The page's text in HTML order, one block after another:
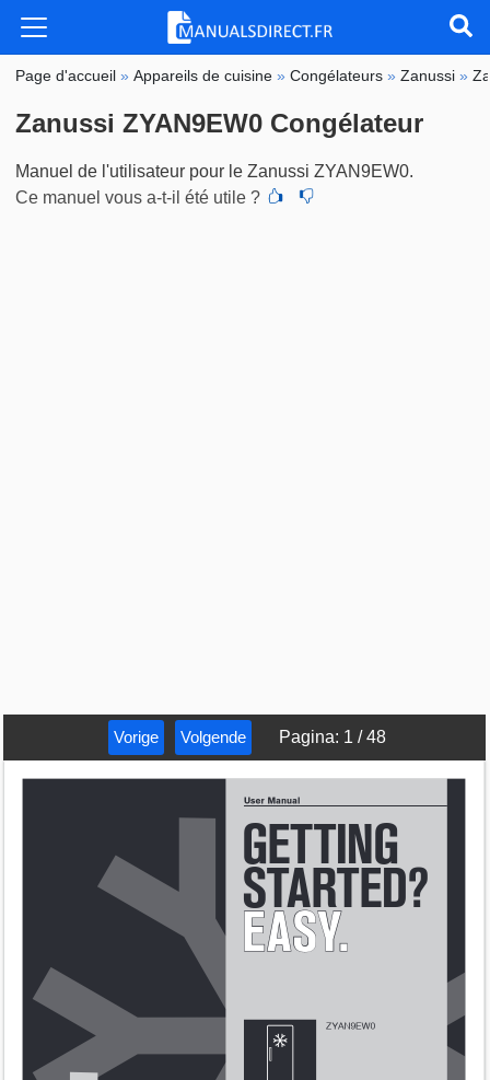
Page d'accueil »Appareils de cuisine »Congélateurs »Zanussi »
Zanussi ZYAN9EW0 Congélateur
Manuel de l'utilisateur pour le Zanussi ZYAN9EW0.
Ce manuel vous a-t-il été utile ?
Vorige Volgende Pagina: 1 /48